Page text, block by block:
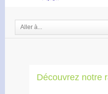
Aller à...
Découvrez notre